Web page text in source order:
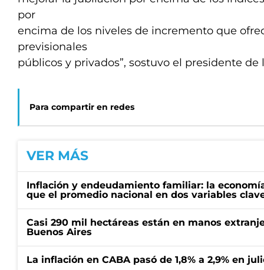
por
encima de los niveles de incremento que
previsionales
públicos y privados”, sostuvo el presidente de
Para compartir en redes
VER MÁS
Inflación y endeudamiento familiar: la
que el promedio nacional en dos variables
Casi 290 mil hectáreas están en manos
Buenos Aires
La inflación en CABA pasó de 1,8% a 2,9% en